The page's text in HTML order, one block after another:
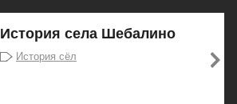
История села Шебалино
История сёл